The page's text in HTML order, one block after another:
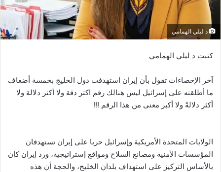
د ليلي الهمامي
كتبت د ليلي الهمامي
آخر الإحصاءات تقول بأن إيران استهدفت دول الخليج بخمسة أضعاف
ما أطلقته على إسرائيل ليس هنالك رقم اكثر دقة ولا أكثر دلالة ولا
أكثر دلالةً ولا أكبر معنى من هذا الرقم !!!
الولايات المتحدة الأمريكية وإسرائيل حربا على إيران تستهدفان
المؤسسات الأمنية ومصانع السلاح ومواقع إستراتيجية، ورد إيران كان
بالأساس التركيز على استهداف بلدان الخليج، والحجة أن هذه